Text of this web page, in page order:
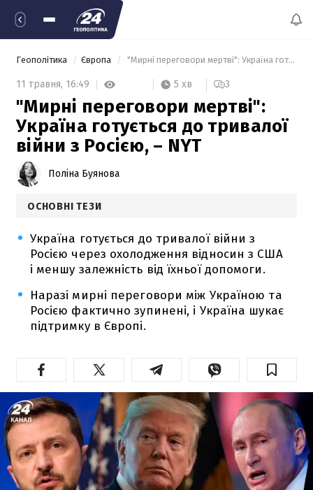
Геополітика Європа "Мирні переговори мертві": Україна готується до тривалої війни з Росією, – NYT
11 травня, 16:49 5 хв 3
"Мирні переговори мертві":
Україна готується до тривалої
війни з Росією, – NYT
Поліна Буянова
ОСНОВНІ ТЕЗИ
Україна готується до тривалої війни з
Росією через охолодження відносин з США
і меншу залежність від їхньої допомоги.
Наразі мирні переговори між Україною та
Росією фактично зупинені, і Україна шукає
підтримку в Європі.